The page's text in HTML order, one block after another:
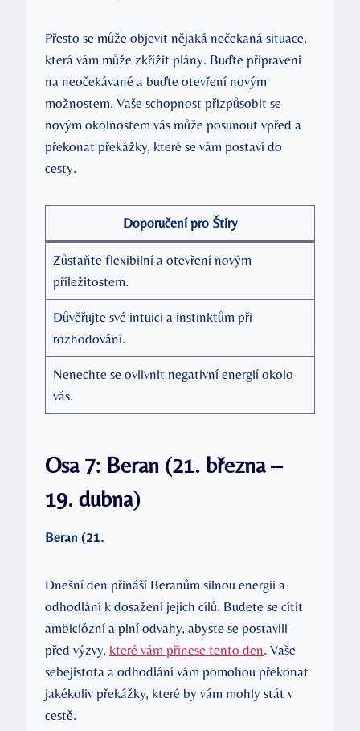
Přesto se může objevit nějaká nečekaná situace,
která vám může zkřížit plány. Buďte připraveni
na neočekávané a buďte otevření novým
možnostem. Vaše schopnost přizpůsobit se
novým okolnostem vás může posunout vpřed a
překonat překážky, které se vám postaví do
cesty.
Doporučení pro Štíry
Zůstaňte flexibilní a otevření novým
příležitostem.
Důvěřujte své intuici a instinktům při
rozhodování.
Nenechte se ovlivnit negativní energií okolo
vás.
Osa 7: Beran (21. března –
19. dubna)
Beran (21.
Dnešní den přináší Beranům silnou energii a
odhodlání k dosažení jejich cílů. Budete se cítit
ambiciózní a plní odvahy, abyste se postavili
před výzvy, které vám přinese tento den. Vaše
sebejistota a odhodlání vám pomohou překonat
jakékoliv překážky, které by vám mohly stát v
cestě.